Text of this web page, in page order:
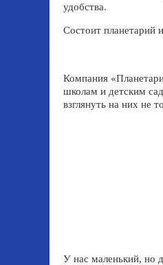
удобства.
Состоит планетарий
Компания
школам и детским
взглянуть на них не
У нас маленький, но